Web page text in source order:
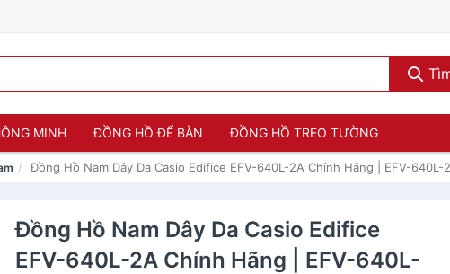
MINH ĐỒNG HỒ ĐỂ BÀN ĐỒNG HỒ TREO TƯỜNG
Đồng Hồ Nam Dây Da Casio Edifice EFV-640L-2A Chính Hãng | EFV-640L-
Đồng Hồ Nam Dây Da Casio Edifice
EFV-640L-2A Chính Hãng | EFV-640L-